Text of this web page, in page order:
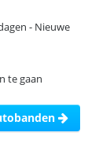
- Nieuwe
te gaan